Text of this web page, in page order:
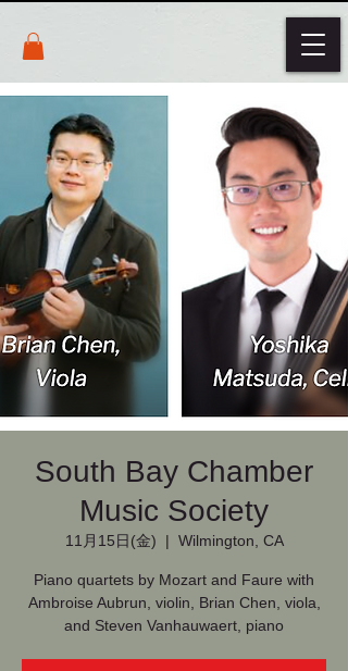
South Bay Chamber
Music Society
11月15日(金)
  |
Wilmington, CA
Piano quartets by Mozart and Faure with
Ambroise Aubrun, violin, Brian Chen, viola,
and Steven Vanhauwaert, piano